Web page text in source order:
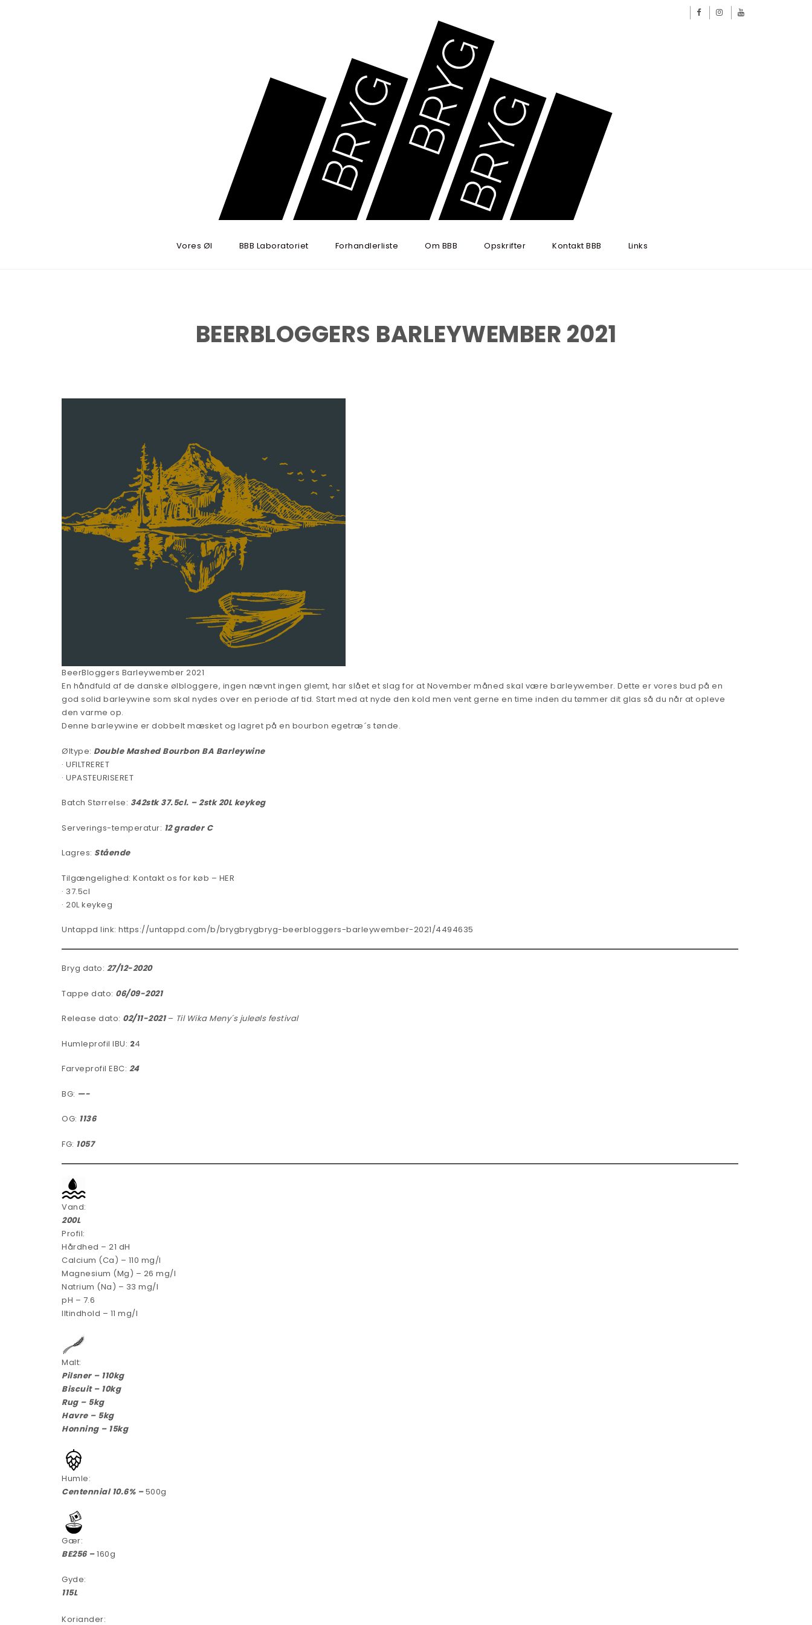
Vores Øl
BBB Laboratoriet Forhandlerliste Om BBB Opskrifter Kontakt BBB Links
BEERBLOGGERS BARLEYWEMBER 2021
BeerBloggers Barleywember 2021
En håndfuld af de danske ølbloggere, ingen nævnt ingen glemt, har slået et slag for at November måned skal være barleywember. Dette er vores bud på en
god solid barleywine som skal nydes over en periode af tid. Start med at nyde den kold men vent gerne en time inden du tømmer dit glas så du når at opleve
den varme op.
Denne barleywine er dobbelt mæsket og lagret på en bourbon egetræ´s tønde.
Øltype: Double Mashed Bourbon BA Barleywine
· UFILTRERET
· UPASTEURISERET
Batch Størrelse: 342stk 37.5cl. – 2stk 20L keykeg
Serverings-temperatur: 12 grader C
Lagres: Stående
Tilgængelighed: Kontakt os for køb – HER
· 37.5cl
· 20L keykeg
Untappd link: https://untappd.com/b/brygbrygbryg-beerbloggers-barleywember-2021/4494635
Bryg dato: 27/12-2020
Tappe dato: 06/09-2021
Release dato: 02/11-2021– Til Wika Meny´s juleøls festival
Humleprofil IBU: 24
Farveprofil EBC: 24
BG: —-
OG: 1136
FG: 1057
Vand:
200L
Profil:
Hårdhed – 21 dH
Calcium (Ca) – 110 mg/l
Magnesium (Mg) – 26 mg/l
Natrium (Na) – 33 mg/l
pH – 7.6
Iltindhold – 11 mg/l
Malt:
Pilsner – 110kg
Biscuit – 10kg
Rug – 5kg
Havre – 5kg
Honning – 15kg
Humle:
Centennial 10.6% –500g
Gær:
BE256 –160g
Gyde:
115L
Koriander: